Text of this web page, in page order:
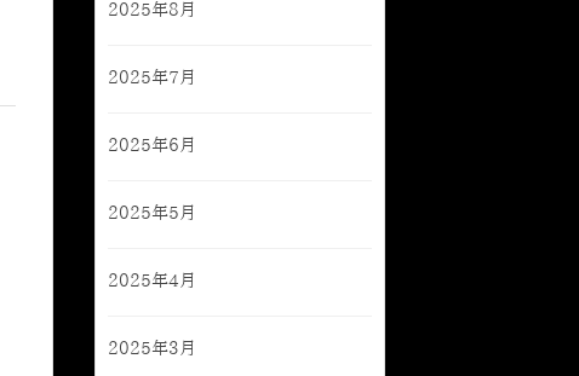
2025年8月
2025年7月
2025年6月
2025年5月
2025年4月
2025年3月